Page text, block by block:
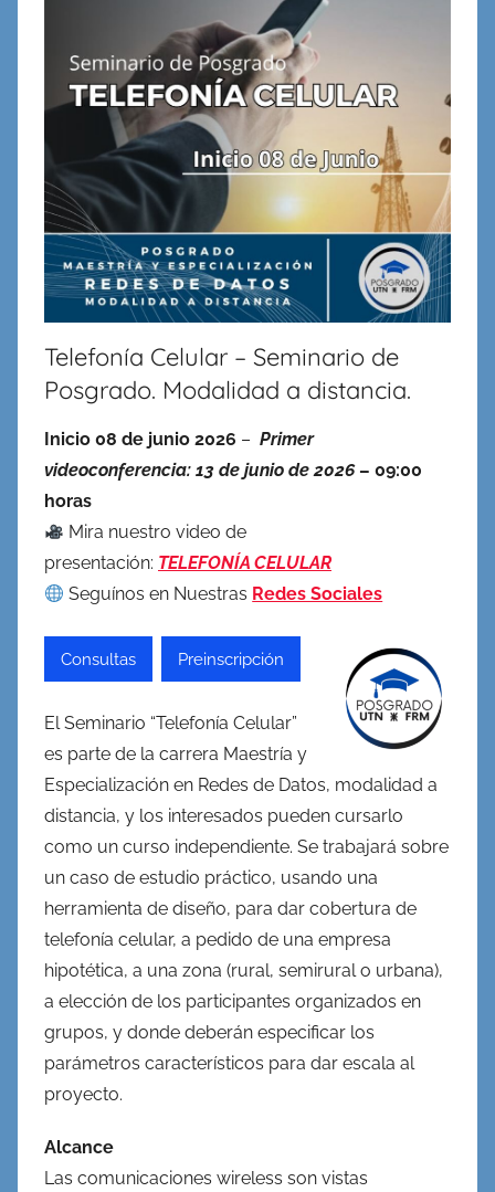
Telefonía Celular – Seminario de
Posgrado. Modalidad a distancia.
Inicio 08 de junio 2026 – Primer
videoconferencia: 13 de junio de 2026 – 09:00
horas
Mira nuestro video de
presentación: TELEFONÍA CELULAR
Seguínos en Nuestras Redes Sociales
Consultas Preinscripción
El Seminario “Telefonía Celular”
es parte de la carrera Maestría y
Especialización en Redes de Datos, modalidad a
distancia, y los interesados pueden cursarlo
como un curso independiente. Se trabajará sobre
un caso de estudio práctico, usando una
herramienta de diseño, para dar cobertura de
telefonía celular, a pedido de una empresa
hipotética, a una zona (rural, semirural o urbana),
a elección de los participantes organizados en
grupos, y donde deberán especificar los
parámetros característicos para dar escala al
proyecto.
Alcance
Las comunicaciones wireless son vistas